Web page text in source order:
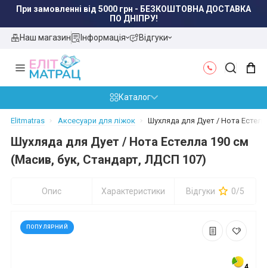
При замовленні від 5000 грн - БЕЗКОШТОВНА ДОСТАВКА
ПО ДНІПРУ!
Наш магазин
Інформація Відгуки
Каталог
Elitmatras Аксесуари для ліжок Шухляда для Дует / Нота
Шухляда для Дует / Нота Естелла 190 см
(Масив, бук, Стандарт, ЛДСП 107)
Опис Характеристики Відгуки 0/5
ПОПУЛЯРНИЙ